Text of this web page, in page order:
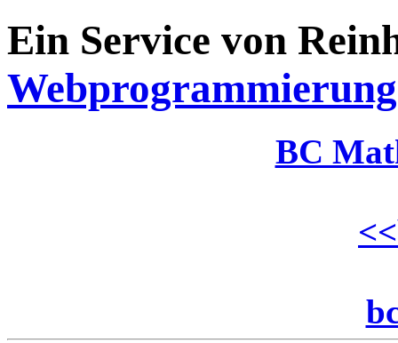
Ein Service von
Webprogrammierung
BC
<<